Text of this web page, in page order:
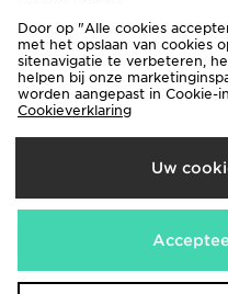
Nederland
Wij accepteren de
Door op "Alle cookies
met het opslaan van cookies
sitenavigatie te verbeteren,
helpen bij onze
worden aangepast in Cookie-
Cookieverklaring
Uw